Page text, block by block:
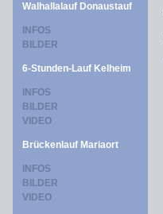
Walhallalauf Donaustauf
INFOS
BILDER
6-Stunden-Lauf Kelheim
INFOS
BILDER
VIDEO
Brückenlauf Mariaort
INFOS
BILDER
VIDEO